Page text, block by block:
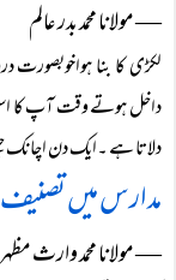
― مولانا محمد بدر عالم
لکڑی کا بنا ہواخوبصورت
داخل ہوتے وقت آپ کا
دلاتا ہے ۔ایک دن اچانک
مدارس میں تصنیف
― مولانا محمد وارث